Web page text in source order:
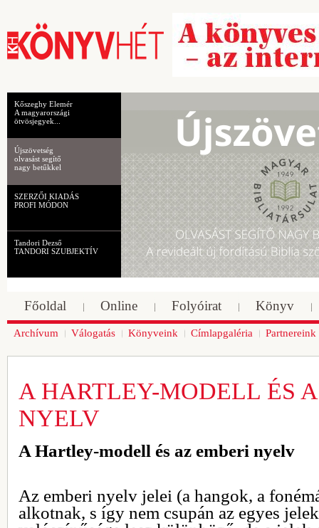
Kőszeghy Elemér
A magyarországi
ötvösjegyek...
Újszövetség
olvasást segítő
nagy betűkkel
SZERZŐI KIADÁS
PROFI MÓDON
Tandori Dezső
TANDORI SZUBJEKTÍV
Főoldal Online Folyóirat Könyv
Archívum Válogatás Könyveink Címlapgaléria Partnereink
A HARTLEY-MODELL ÉS
NYELV
A Hartley-modell és az emberi nyelv
Az emberi nyelv jelei (a hangok, a
alkotnak, s így nem csupán az egyes